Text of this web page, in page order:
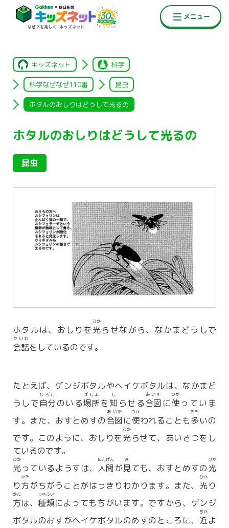
キッズネット 科学
科学なぜなぜ110番 昆虫
ホタルのおしりはどうして光るの
ホタルのおしりはどうして光るの
昆虫
ホタルは、おしりを 光
ひか
らせながら、なかまどうしで
会話
かいわ
をしているのです。
たとえば、ゲンジボタルやヘイケボタルは、なかまど
うしで自分
じぶん
のいる場所
ばしょ
を 知
し
らせる合図
あいず
に使
つか
っていま
す。また、おすとめすの合図
あいず
に使
つか
われることも多
おお
いの
です。このように、おしりを 光
ひか
らせて、あいさつをし
ているのです。
光
ひか
っているようすは、 人間
にんげん
が見
み
ても、おすとめすの光
ひか
り方
かた
がちがうことがはっきりわかります。また、 光
ひか
り
方
かた
は、 種類
しゅるい
によってもちがいます。ですから、ゲンジ
ボタルのおすがヘイケボタルのめすのところに、 近
ちか
よ